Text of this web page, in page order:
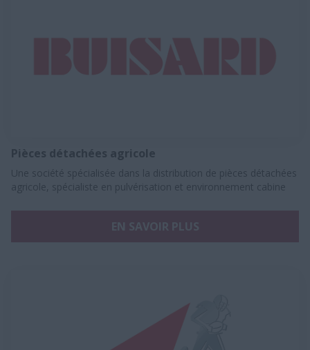
Pièces détachées agricole
Une société spécialisée dans la distribution de pièces détachées
agricole, spécialiste ​en pulvérisation et environnement cabine